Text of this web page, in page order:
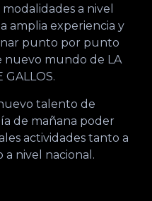
a nivel
amplia experiencia y
punto por punto
nuevo mundo de LA
GALLOS.
talento de
de mañana poder
actividades tanto a
a nivel nacional.